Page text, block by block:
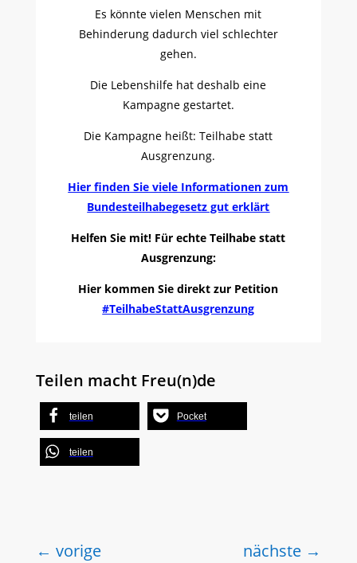
Es könnte vielen Menschen mit
Behinderung dadurch viel schlechter
gehen.
Die Lebenshilfe hat deshalb eine
Kampagne gestartet.
Die Kampagne heißt: Teilhabe statt
Ausgrenzung.
Hier finden Sie viele Informationen zum
Bundesteilhabegesetz gut erklärt
Helfen Sie mit! Für echte Teilhabe statt
Ausgrenzung:
Hier kommen Sie direkt zur Petition
#TeilhabeStattAusgrenzung
Teilen macht Freu(n)de
teilen Pocket
teilen
← vorige nächste →